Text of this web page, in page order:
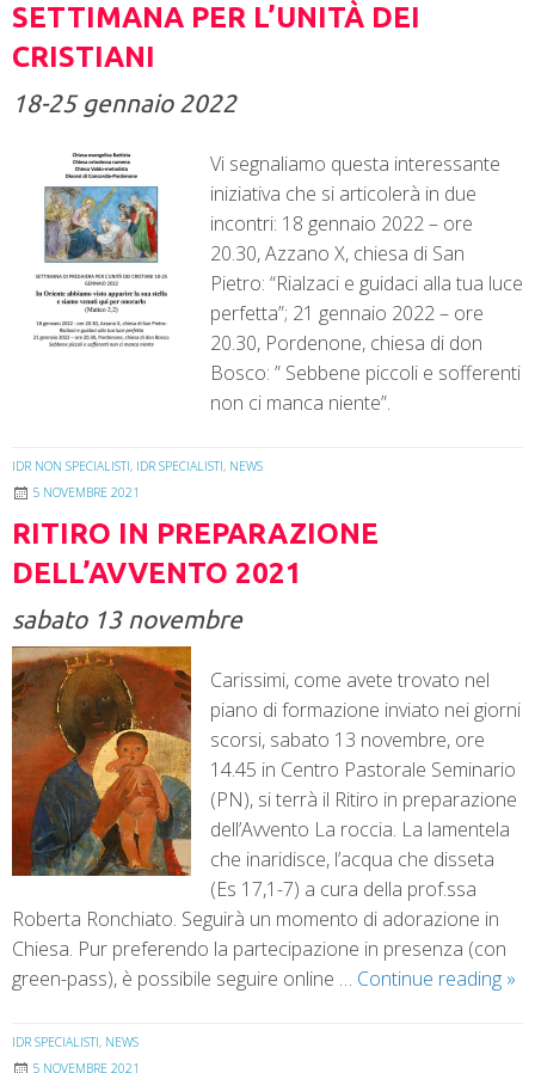
SETTIMANA PER L’UNITÀ DEI
CRISTIANI
18-25 gennaio 2022
Vi segnaliamo questa interessante
iniziativa che si articolerà in due
incontri: 18 gennaio 2022 – ore
20.30, Azzano X, chiesa di San
Pietro: “Rialzaci e guidaci alla tua luce
perfetta”; 21 gennaio 2022 – ore
20.30, Pordenone, chiesa di don
Bosco: ” Sebbene piccoli e sofferenti
non ci manca niente”.
IDR NON SPECIALISTI, IDR SPECIALISTI, NEWS
5 NOVEMBRE 2021
RITIRO IN PREPARAZIONE
DELL’AVVENTO 2021
sabato 13 novembre
Carissimi, come avete trovato nel
piano di formazione inviato nei giorni
scorsi, sabato 13 novembre, ore
14.45 in Centro Pastorale Seminario
(PN), si terrà il Ritiro in preparazione
dell’Avvento La roccia. La lamentela
che inaridisce, l’acqua che disseta
(Es 17,1-7) a cura della prof.ssa
Roberta Ronchiato. Seguirà un momento di adorazione in
Chiesa. Pur preferendo la partecipazione in presenza (con
green-pass), è possibile seguire online … Continue reading »
IDR SPECIALISTI, NEWS
5 NOVEMBRE 2021